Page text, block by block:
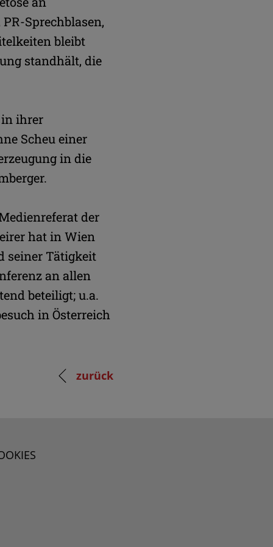
Sprechblasen,
bleibt
standhält, die
in ihrer
Scheu einer
in die
der
hat in Wien
seiner Tätigkeit
an allen
beteiligt; u.a.
in Österreich
zurück